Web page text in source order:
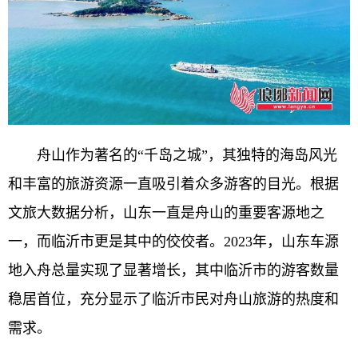
舟山作为著名的“千岛之城”，其独特的海岛风光
和丰富的旅游资源一直吸引着众多游客的目光。根据
文旅大数据分析，山东一直是舟山的重要客源地之
一，而临沂市更是其中的佼佼者。2023年，山东车源
地入舟总量实现了显著增长，其中临沂市的游客数量
稳居首位，充分显示了临沂市民对舟山旅游的热度和
需求。